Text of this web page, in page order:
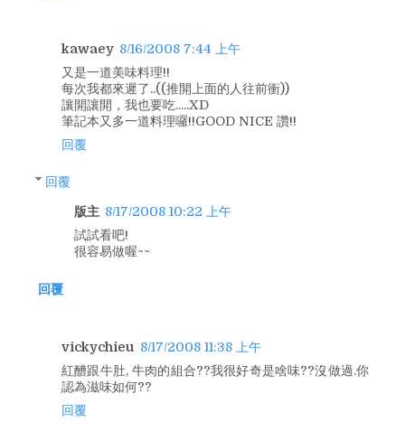
kawaey 8/16/2008 7:44 上午
又是一道美味料理!!
每次我都來遲了..((推開上面的人往前衝))
讓開讓開，我也要吃.....XD
筆記本又多一道料理囉!!GOOD NICE 讚!!
回覆
回覆
版主 8/17/2008 10:22 上午
試試看吧!
很容易做喔~~
回覆
vickychieu 8/17/2008 11:38 上午
紅醩跟牛肚, 牛肉的組合??我很好奇是啥味??沒做過.你
認為滋味如何??
回覆